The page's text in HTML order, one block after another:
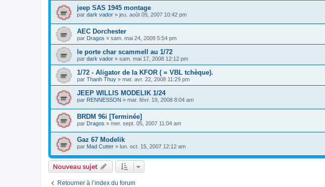
jeep SAS 1945 montage
par dark vador » jeu. août 09, 2007 10:42 pm
AEC Dorchester
par Dragos » sam. mai 24, 2008 5:54 pm
le porte char scammell au 1/72
par dark vador » sam. mai 17, 2008 12:12 pm
1/72 - Aligator de la KFOR ( = VBL tchèque).
par Thanh Thuy » mar. avr. 22, 2008 11:29 pm
JEEP WILLIS MODELIK 1/24
par RENNESSON » mar. févr. 19, 2008 8:04 am
BRDM 96i [Terminée]
par Dragos » mer. sept. 05, 2007 11:04 am
Gaz 67 Modelik
par Mad Cutter » lun. oct. 15, 2007 12:12 am
Nouveau sujet
Retourner à l’index du forum